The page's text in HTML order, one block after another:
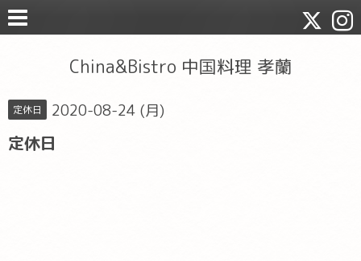
China&Bistro 中国料理 孝蘭
定休日 2020-08-24 (月)
定休日